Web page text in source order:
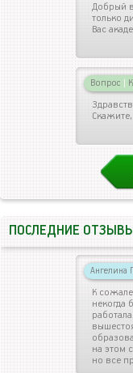
Добрый
только
Вас
Вопрос |
ПОСЛЕДНИЕ
Ангелина
К
некогда
на этом
но все